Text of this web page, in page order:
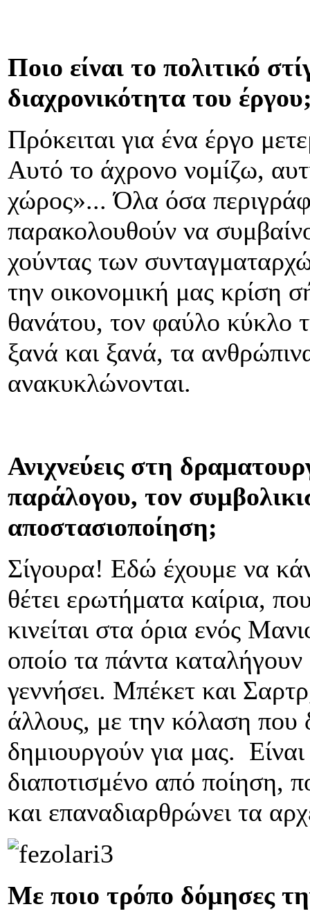
Ποιο είναι το πολιτικό
διαχρονικότητα του
Πρόκειται για ένα έργο
Αυτό το άχρονο νομίζω,
χώρος»... Όλα όσα
παρακολουθούν να
χούντας των
την οικονομική μας κρίση
θανάτου, τον φαύλο κύκλο
ξανά και ξανά, τα
ανακυκλώνονται.
Ανιχνεύεις στη
παράλογου, τον
αποστασιοποίηση;
Σίγουρα! Εδώ έχουμε να
θέτει ερωτήματα καίρια,
κινείται στα όρια ενός
οποίο τα πάντα καταλήγουν
γεννήσει. Μπέκετ και
άλλους, με την κόλαση που
δημιουργούν για μας.
διαποτισμένο από ποίηση,
και επαναδιαρθρώνει τα
Με ποιο τρόπο δόμησες